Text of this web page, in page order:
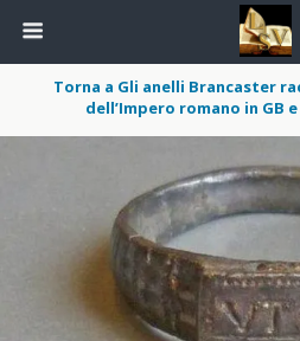
Torna a Gli anelli Brancaster
dell’Impero romano in GB